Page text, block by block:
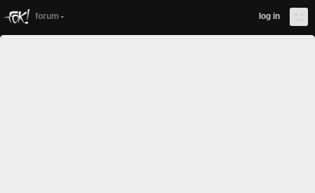
forum log in